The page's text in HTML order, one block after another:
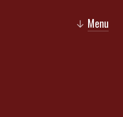
↓ Menu